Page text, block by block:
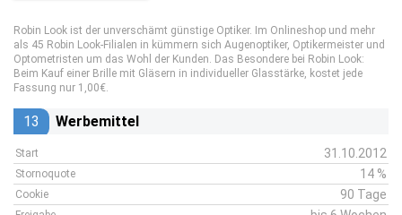
Robin Look ist der unverschämt günstige Optiker. Im Onlineshop und mehr
als 45 Robin Look-Filialen in kümmern sich Augenoptiker, Optikermeister und
Optometristen um das Wohl der Kunden. Das Besondere bei Robin Look:
Beim Kauf einer Brille mit Gläsern in individueller Glasstärke, kostet jede
Fassung nur 1,00€.
13 Werbemittel
Start 31.10.2012
Stornoquote 14 %
Cookie 90 Tage